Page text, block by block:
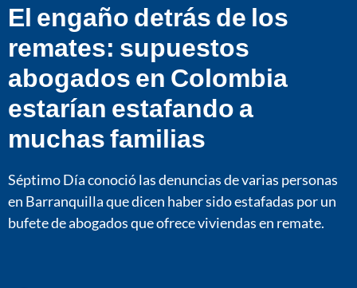
El engaño detrás de los
remates: supuestos
abogados en Colombia
estarían estafando a
muchas familias
Séptimo Día conoció las denuncias de varias personas
en Barranquilla que dicen haber sido estafadas por un
bufete de abogados que ofrece viviendas en remate.